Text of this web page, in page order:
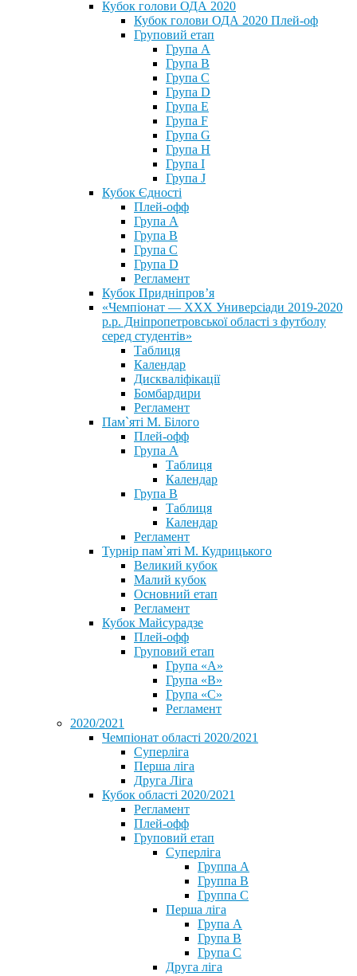
Кубок голови ОДА 2020
Кубок голови ОДА 2020 Плей-оф
Груповий етап
Група A
Група B
Група C
Група D
Група E
Група F
Група G
Група H
Група I
Група J
Кубок Єдності
Плей-офф
Група А
Група В
Група С
Група D
Регламент
Кубок Придніпров’я
«Чемпіонат — ХХХ Универсіади 2019-2020
р.р. Дніпропетровської області з футболу
серед студентів»
Таблиця
Календар
Дискваліфікації
Бомбардири
Регламент
Пам`яті М. Білого
Плей-офф
Група А
Таблиця
Календар
Група В
Таблиця
Календар
Регламент
Турнір пам`яті М. Кудрицького
Великий кубок
Малий кубок
Основний етап
Регламент
Кубок Майсурадзе
Плей-офф
Груповий етап
Група «А»
Група «B»
Група «C»
Регламент
2020/2021
Чемпіонат області 2020/2021
Суперліга
Перша ліга
Друга Ліга
Кубок області 2020/2021
Регламент
Плей-офф
Груповий етап
Суперліга
Группа A
Группа B
Группа C
Перша ліга
Група A
Група B
Група C
Друга ліга